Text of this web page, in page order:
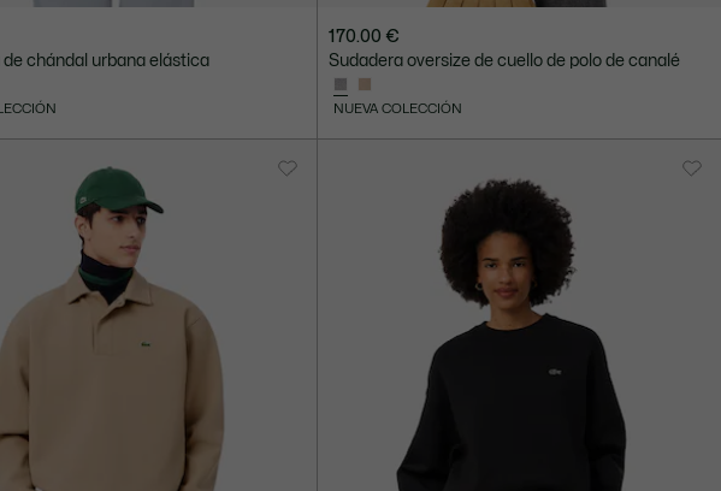
chándal urbana elástica
170.00 €
Sudadera oversize de cuello de polo de canalé
NUEVA COLECCIÓN